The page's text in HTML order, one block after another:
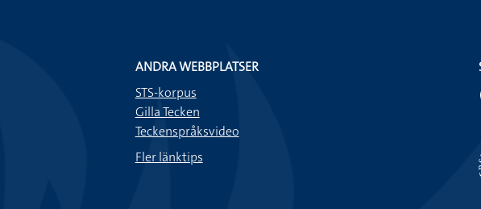
ANDRA WEBBPLATSER
STS-korpus
Gilla Tecken
Teckenspråksvideo
Fler länktips